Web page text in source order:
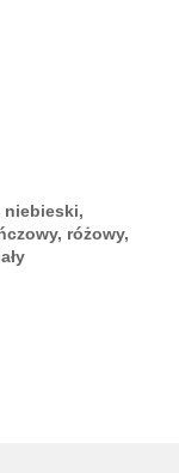
niebieski,
różowy,